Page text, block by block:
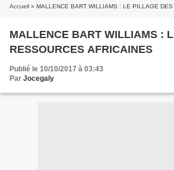
Accueil » MALLENCE BART WILLIAMS : LE PILLAGE DES
MALLENCE BART WILLIAMS :
RESSOURCES AFRICAINES
Publié le 10/10/2017 à 03:43
Par Jocegaly